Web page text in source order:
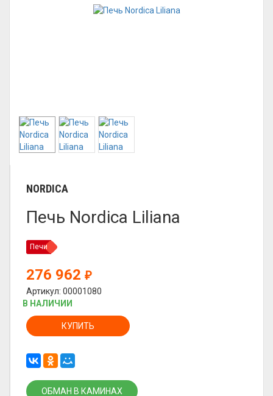
NORDICA
Печь Nordica Liliana
Печи
276 962 ₽
Артикул: 00001080
В НАЛИЧИИ
КУПИТЬ
ОБМАН В КАМИНАХ